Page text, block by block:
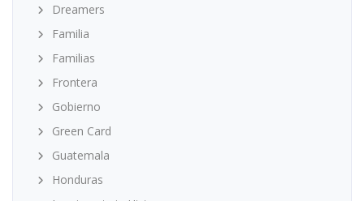
Dreamers
Familia
Familias
Frontera
Gobierno
Green Card
Guatemala
Honduras